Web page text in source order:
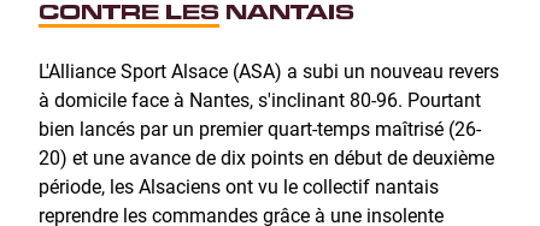
CONTRE LES NANTAIS
L'Alliance Sport Alsace (ASA) a subi un nouveau revers
à domicile face à Nantes, s'inclinant 80-96. Pourtant
bien lancés par un premier quart-temps maîtrisé (26-
20) et une avance de dix points en début de deuxième
période, les Alsaciens ont vu le collectif nantais
reprendre les commandes grâce à une insolente